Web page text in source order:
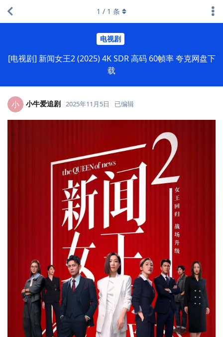
电视剧
[电视剧] 新闻女王2 (2025) 4K SDR 高码 60帧率 夸克网盘下
载
1 / 1 条
小 小牛爱追剧 2025年11月5日 已编辑